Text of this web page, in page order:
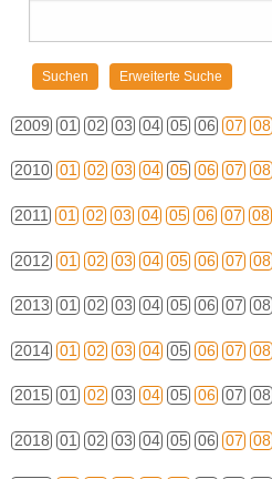
2009 01 02 03 04 05 06 07 08
2010 01 02 03 04 05 06 07 08
2011 01 02 03 04 05 06 07 08
2012 01 02 03 04 05 06 07 08
2013 01 02 03 04 05 06 07 08
2014 01 02 03 04 05 06 07 08
2015 01 02 03 04 05 06 07 08
2018 01 02 03 04 05 06 07 08